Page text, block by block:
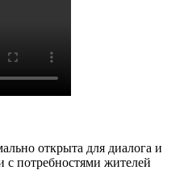
открыта для диалога и
с потребностями жителей